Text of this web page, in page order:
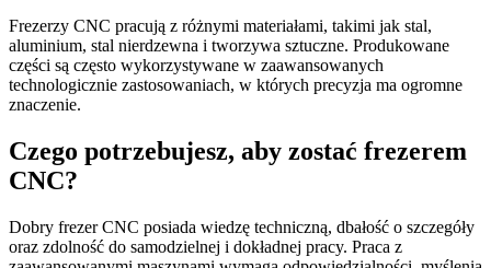
Frezerzy CNC pracują z różnymi materiałami, takimi jak stal,
aluminium, stal nierdzewna i tworzywa sztuczne. Produkowane
części są często wykorzystywane w zaawansowanych
technologicznie zastosowaniach, w których precyzja ma ogromne
znaczenie.
Czego potrzebujesz, aby zostać frezerem
CNC?
Dobry frezer CNC posiada wiedzę techniczną, dbałość o szczegóły
oraz zdolność do samodzielnej i dokładnej pracy. Praca z